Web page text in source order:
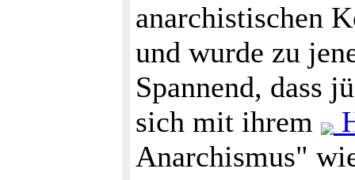
anarchistischen
und wurde zu
Spannend, dass
sich mit ihrem
Anarchismus"